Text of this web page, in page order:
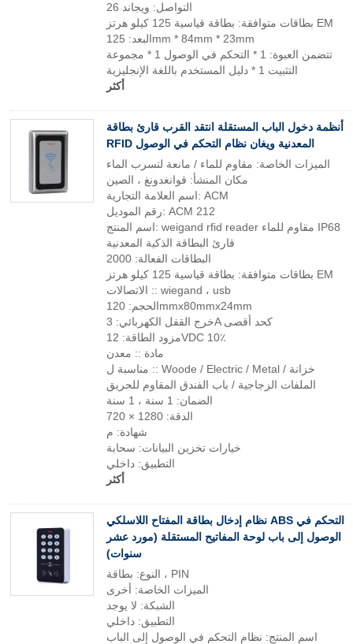
التواصل: ويجاند 26
بطاقات متوافقة: بطاقة قياسية 125 كيلو هرتز EM
البعد: 125mm * 84mm * 23mm
تتضمن العبوة: 1 * التحكم في الوصول 1 * مجموعة
التثبيت 1 * دليل المستخدم باللغة الإنجليزية
أكثر
أنظمة دخول الباب المستقلة انتقد القرب قارئ بطاقة
RFID المعدنية ويغان نظام التحكم في الوصول
الميزات الخاصة: مقاوم للماء / مانعة لتسرب الماء
مكان المنشأ: قوانغدونغ ، الصين
اسم العلامة التجارية: ACM
رقم الموديل: ACM 212
اسم المنتج: weigand rfid reader مقاوم للماء IP68
قارئ البطاقة الذكية المعدنية
البطاقات الفعالة: 2000
بطاقات متوافقة: بطاقة قياسية 125 كيلو هرتز EM
الاتصالات :: wiegand ، usb
الحجم: 120mmx80mmx24mm
خرج القفل الكهربائي: 3A كحد أقصى
مزود الطاقة: 12VDC 10٪
مادة :: معدن
مناسبة ل :: Woode / Electric / Metal / خزانة
الملفات الزجاجية / باب الفندق المقاوم للحريق
الضمان: 1 سنة ، 1 سنة
الدقة: 1280 × 720
شهادة: م
خيارات تخزين البيانات: سحابة
التطبيق: داخلي
أكثر
نظام إدخال بطاقة المفتاح اللاسلكي ABS التحكم في
الوصول إلى باب لوحة المفاتيح المستقلة (مورد عشر
سنوات)
النوع: بطاقة ، PIN
الميزات الخاصة: أخرى
الشبكة: لا يوجد
التطبيق: داخلي
اسم المنتج: نظام التحكم في الوصول إلى الباب